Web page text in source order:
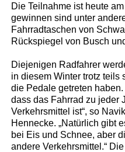
Die Teilnahme ist heute
gewinnen sind unter
Fahrradtaschen von
Rückspiegel von Busch
Diejenigen Radfahrer
in diesem Winter trotz teils
die Pedale getreten
dass das Fahrrad zu jeder
Verkehrsmittel ist“, so
Hennecke. „Natürlich gibt
bei Eis und Schnee, aber
andere Verkehrsmittel.“